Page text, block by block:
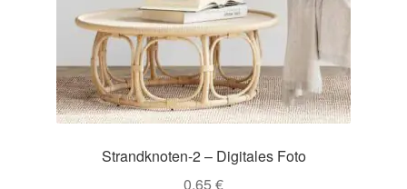
Strandknoten-2 – Digitales Foto
0,65 €